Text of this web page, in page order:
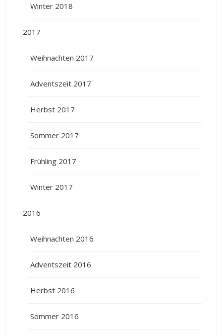
Winter 2018
2017
Weihnachten 2017
Adventszeit 2017
Herbst 2017
Sommer 2017
Frühling 2017
Winter 2017
2016
Weihnachten 2016
Adventszeit 2016
Herbst 2016
Sommer 2016